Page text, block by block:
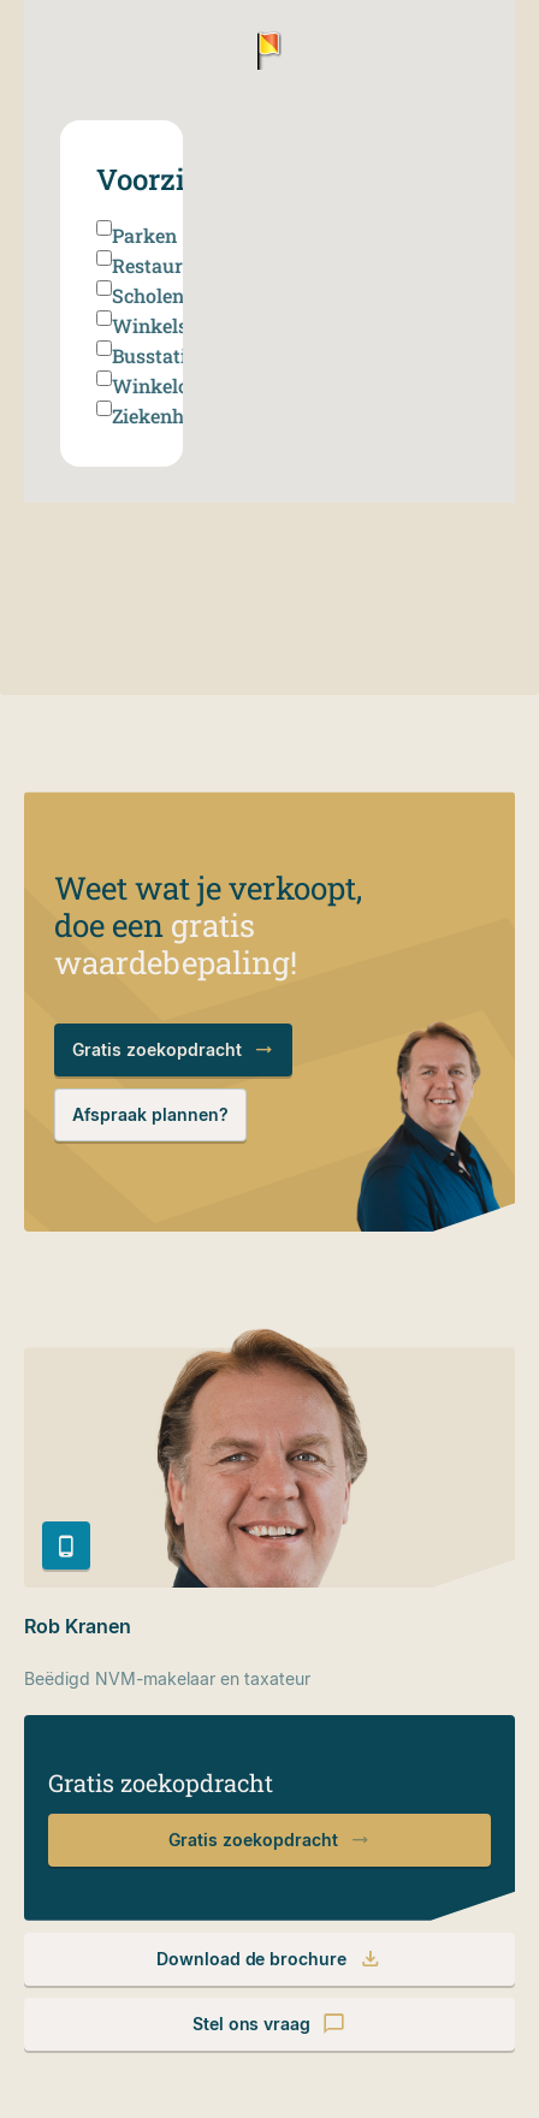
Parken
Restaurant
Scholen
Winkels
Busstations
Winkelcentrum
Ziekenhuis
Weet wat je verkoopt,
doe een gratis
waardebepaling!
Gratis zoekopdracht
Afspraak plannen?
Rob Kranen
Beëdigd NVM-makelaar en taxateur
Gratis zoekopdracht
Gratis zoekopdracht
Download de brochure
Stel ons vraag